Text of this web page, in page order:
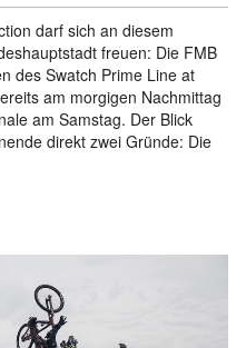
darf sich an diesem
freuen: Die FMB
des Swatch Prime Line at
am morgigen Nachmittag
am Samstag. Der Blick
direkt zwei Gründe: Die